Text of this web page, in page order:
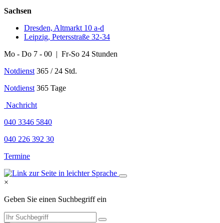
Sachsen
Dresden, Altmarkt 10 a-d
Leipzig, Petersstraße 32-34
Mo - Do 7 - 00 | Fr-So 24 Stunden
Notdienst 365 / 24 Std.
Notdienst 365 Tage
Nachricht
040 3346 5840
040 226 392 30
Termine
×
Geben Sie einen Suchbegriff ein